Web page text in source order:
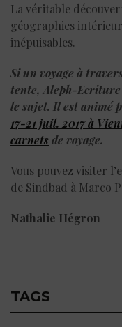
La véritable
géographies
inépuisables.
Si un voyage à
tente, Aleph-
le sujet. Il est animé
17-21 juil. 2017 à
carnetsde voyage.
Vous pouvez visiter
de Sindbad à Marco
Nathalie Hégron
TAGS